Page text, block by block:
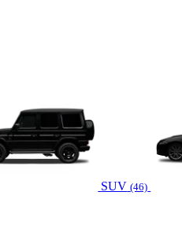
SUV (46)